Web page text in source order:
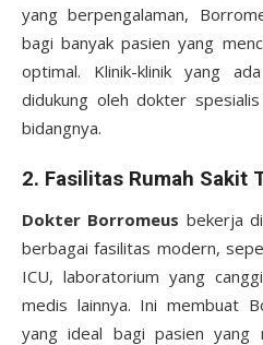
yang berpengalaman,
bagi banyak pasien yang
optimal. Klinik-klinik yang
didukung oleh dokter
bidangnya.
2. Fasilitas Rumah Sakit
Dokter Borromeus bekerja
berbagai fasilitas modern,
ICU, laboratorium yang
medis lainnya. Ini membuat
yang ideal bagi pasien yang